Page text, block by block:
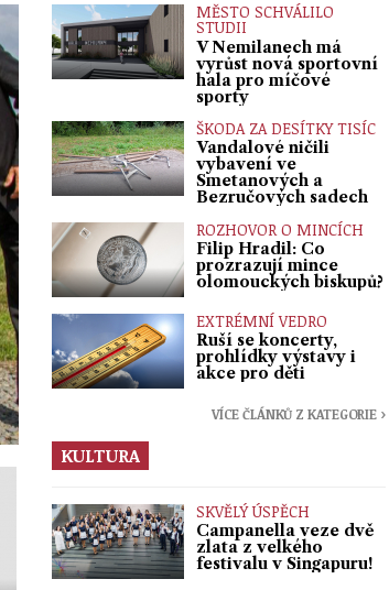
MĚSTO SCHVÁLILO
STUDII
V Nemilanech má
vyrůst nová sportovní
hala pro míčové
sporty
ŠKODA ZA DESÍTKY TISÍC
Vandalové ničili
vybavení ve
Smetanových a
Bezručových sadech
ROZHOVOR O MINCÍCH
Filip Hradil: Co
prozrazují mince
olomouckých biskupů?
EXTRÉMNÍ VEDRO
Ruší se koncerty,
prohlídky výstavy i
akce pro děti
VÍCE ČLÁNKŮ Z KATEGORIE ›
KULTURA
SKVĚLÝ ÚSPĚCH
Campanella veze dvě
zlata z velkého
festivalu v Singapuru!